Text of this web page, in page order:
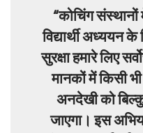
“कोचिंग संस्थानों
विद्यार्थी अध्ययन
सुरक्षा हमारे लिए
मानकों में किसी भी
अनदेखी को
जाएगा। इस